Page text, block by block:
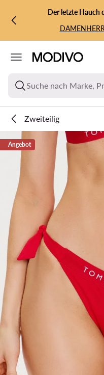
ZUM HAUPTINHALT
ZUR SUCHEDer letzte Hauch
DAMEN
Suche nach Marke,
Zweiteilig
Angebot